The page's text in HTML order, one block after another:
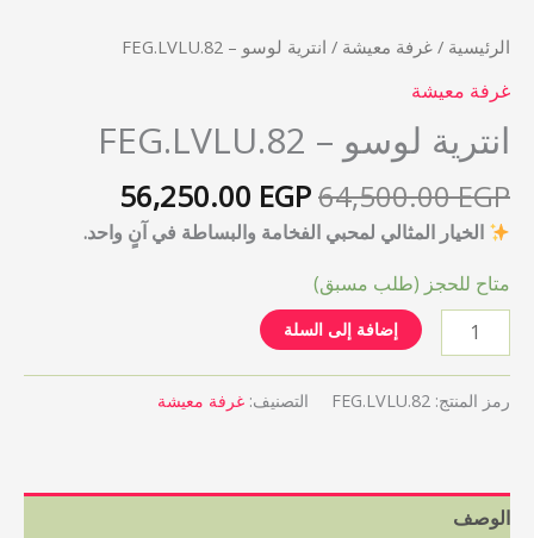
الرئيسية / غرفة معيشة / انترية لوسو – FEG.LVLU.82
غرفة معيشة
انترية لوسو – FEG.LVLU.82
64,500.00EGP
56,250.00 EGP
الخيار المثالي لمحبي الفخامة والبساطة في آنٍ واحد.
متاح للحجز (طلب مسبق)
إضافة إلى السلة
رمز المنتج: FEG.LVLU.82 التصنيف: غرفة معيشة
الوصف